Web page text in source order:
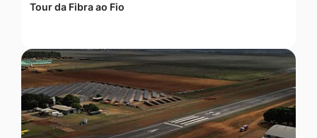
Tour da Fibra ao Fio